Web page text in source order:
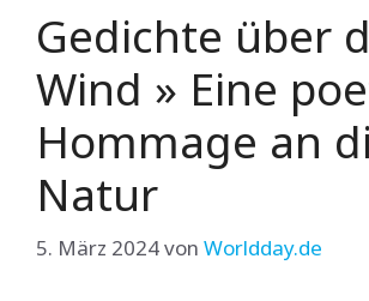
Gedichte über
Wind » Eine
Hommage an
Natur
5. März 2024von Worldday.de